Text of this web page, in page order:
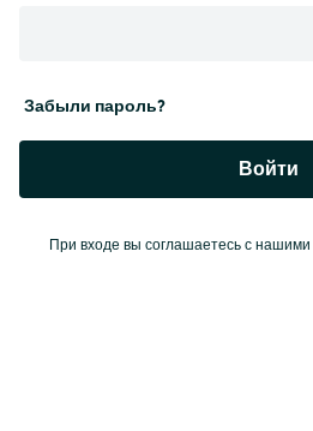
Забыли пароль?
Войти
При входе вы соглашаетесь с нашими